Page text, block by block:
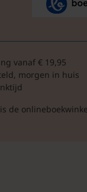
vanaf € 19,95
morgen in huis
is de